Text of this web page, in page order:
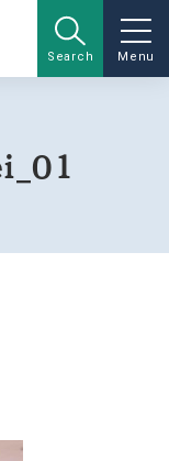
Search Menu